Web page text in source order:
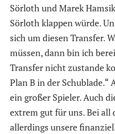
Sörloth und Marek
Sörloth klappen würde.
sich um diesen Transfer.
müssen, dann bin ich
Transfer nicht zustande
Plan B in der Schublade.“
ein großer Spieler. Auch
extrem gut für uns. Bei all
allerdings unsere